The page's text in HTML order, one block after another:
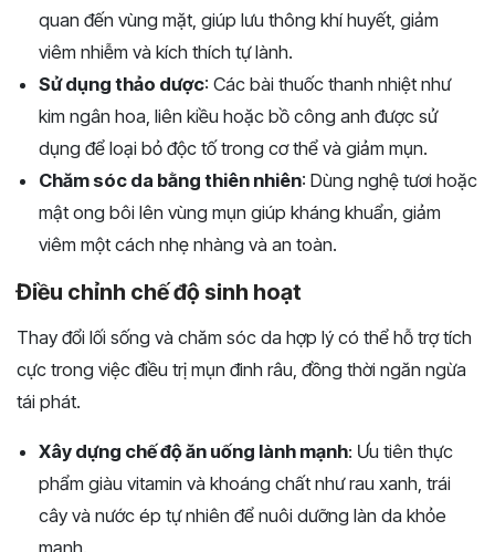
quan đến vùng mặt, giúp lưu thông khí huyết, giảm
viêm nhiễm và kích thích tự lành.
Sử dụng thảo dược: Các bài thuốc thanh nhiệt như
kim ngân hoa, liên kiều hoặc bồ công anh được sử
dụng để loại bỏ độc tố trong cơ thể và giảm mụn.
Chăm sóc da bằng thiên nhiên: Dùng nghệ tươi hoặc
mật ong bôi lên vùng mụn giúp kháng khuẩn, giảm
viêm một cách nhẹ nhàng và an toàn.
Điều chỉnh chế độ sinh hoạt
Thay đổi lối sống và chăm sóc da hợp lý có thể hỗ trợ tích
cực trong việc điều trị mụn đinh râu, đồng thời ngăn ngừa
tái phát.
Xây dựng chế độ ăn uống lành mạnh: Ưu tiên thực
phẩm giàu vitamin và khoáng chất như rau xanh, trái
cây và nước ép tự nhiên để nuôi dưỡng làn da khỏe
mạnh.